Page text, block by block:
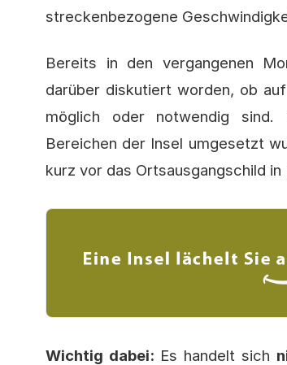
streckenbezogene
Bereits in den vergangenen
darüber diskutiert worden, ob
möglich oder notwendig sind.
Bereichen der Insel umgesetzt
kurz vor das Ortsausgangschild
Wichtig dabei: Es handelt sich